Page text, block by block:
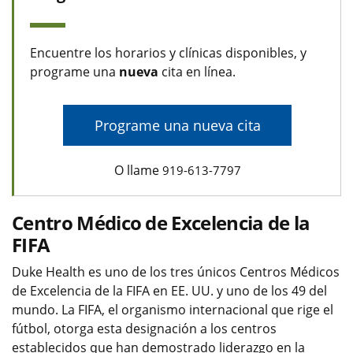
Encuentre los horarios y clínicas disponibles, y
programe una nueva cita en línea.
Programe una nueva cita
O llame 919-613-7797
Centro Médico de Excelencia de la
FIFA
Duke Health es uno de los tres únicos Centros Médicos
de Excelencia de la FIFA en EE. UU. y uno de los 49 del
mundo. La FIFA, el organismo internacional que rige el
fútbol, otorga esta designación a los centros
establecidos que han demostrado liderazgo en la